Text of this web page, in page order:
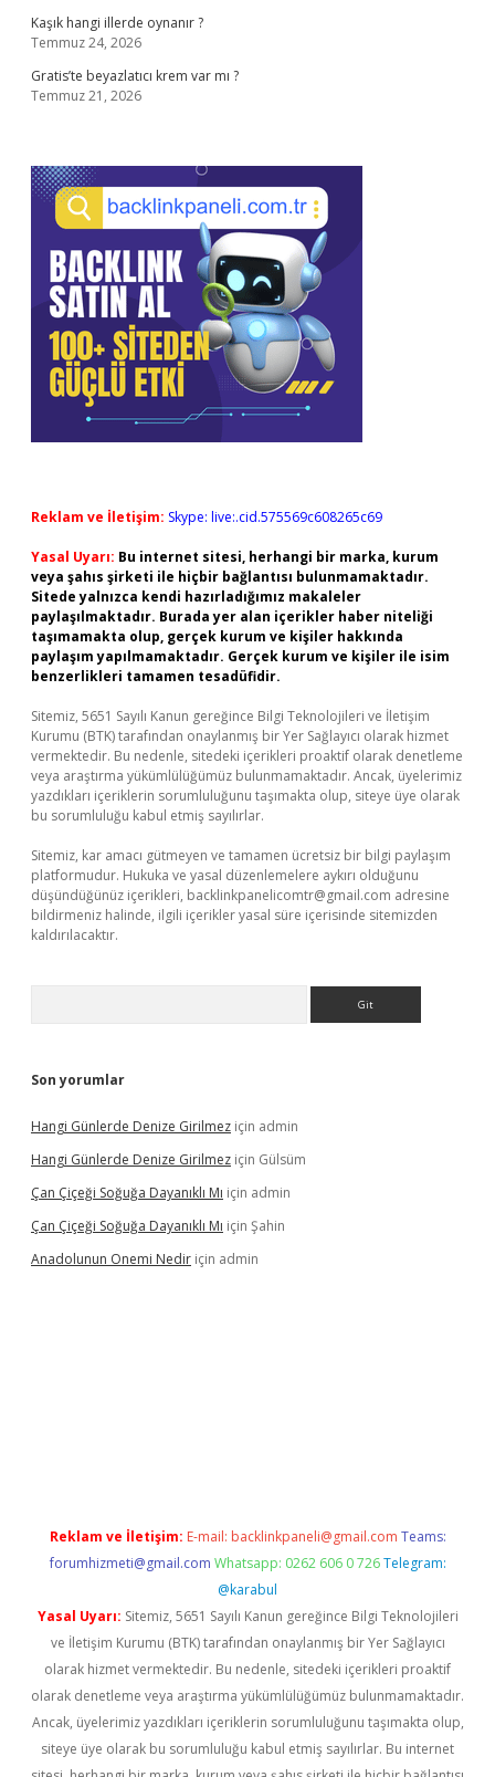
Kaşık hangi illerde oynanır ?
Temmuz 24, 2026
Gratis’te beyazlatıcı krem var mı ?
Temmuz 21, 2026
Reklam ve İletişim: Skype: live:.cid.575569c608265c69
Yasal Uyarı: Bu internet sitesi, herhangi bir marka, kurum
veya şahıs şirketi ile hiçbir bağlantısı bulunmamaktadır.
Sitede yalnızca kendi hazırladığımız makaleler
paylaşılmaktadır. Burada yer alan içerikler haber niteliği
taşımamakta olup, gerçek kurum ve kişiler hakkında
paylaşım yapılmamaktadır. Gerçek kurum ve kişiler ile isim
benzerlikleri tamamen tesadüfidir.
Sitemiz, 5651 Sayılı Kanun gereğince Bilgi Teknolojileri ve İletişim
Kurumu (BTK) tarafından onaylanmış bir Yer Sağlayıcı olarak hizmet
vermektedir. Bu nedenle, sitedeki içerikleri proaktif olarak denetleme
veya araştırma yükümlülüğümüz bulunmamaktadır. Ancak, üyelerimiz
yazdıkları içeriklerin sorumluluğunu taşımakta olup, siteye üye olarak
bu sorumluluğu kabul etmiş sayılırlar.
Sitemiz, kar amacı gütmeyen ve tamamen ücretsiz bir bilgi paylaşım
platformudur. Hukuka ve yasal düzenlemelere aykırı olduğunu
düşündüğünüz içerikleri, backlinkpanelicomtr@gmail.com adresine
bildirmeniz halinde, ilgili içerikler yasal süre içerisinde sitemizden
kaldırılacaktır.
Son yorumlar
Hangi Günlerde Denize Girilmez için admin
Hangi Günlerde Denize Girilmez için Gülsüm
Çan Çiçeği Soğuğa Dayanıklı Mı için admin
Çan Çiçeği Soğuğa Dayanıklı Mı için Şahin
Anadolunun Onemi Nedir için admin
Reklam ve İletişim: E-mail: backlinkpaneli@gmail.com Teams:
forumhizmeti@gmail.com Whatsapp: 0262 606 0 726 Telegram:
@karabul
Yasal Uyarı: Sitemiz, 5651 Sayılı Kanun gereğince Bilgi Teknolojileri
ve İletişim Kurumu (BTK) tarafından onaylanmış bir Yer Sağlayıcı
olarak hizmet vermektedir. Bu nedenle, sitedeki içerikleri proaktif
olarak denetleme veya araştırma yükümlülüğümüz bulunmamaktadır.
Ancak, üyelerimiz yazdıkları içeriklerin sorumluluğunu taşımakta olup,
siteye üye olarak bu sorumluluğu kabul etmiş sayılırlar. Bu internet